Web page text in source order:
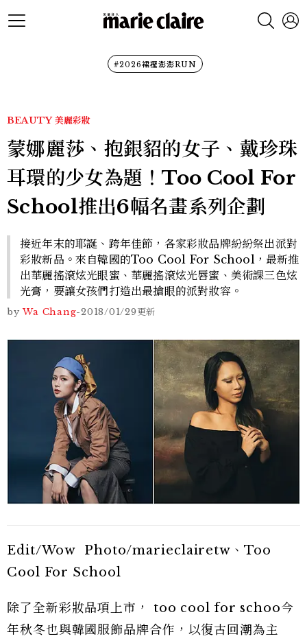
#2026裙襬澎澎RUN
BEAUTY 美麗彩妝
蒙娜麗莎、抱銀貂的女子、戴珍珠
耳環的少女為題！Too Cool For
School推出6幅名畫系列企劃
接近年末的耶誕、跨年佳節，各家彩妝品牌紛紛祭出派對
彩妝新品。來自韓國的Too Cool For School，最新推
出華麗搖滾炫光眼蜜、華麗搖滾炫光唇蜜、美術課三色炫
光膏，要讓女孩們打造出最搶眼的派對妝容。
by Wa Chang-2018/01/29更新
Edit/Wow Photo/marieclairetw、Too
Cool For School
除了全新彩妝品項上市， too cool for schoo今
年秋冬也與韓國服飾品牌合作，以復古回潮為主